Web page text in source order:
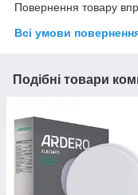
Повернення товару
Всі умови
Подібні товари